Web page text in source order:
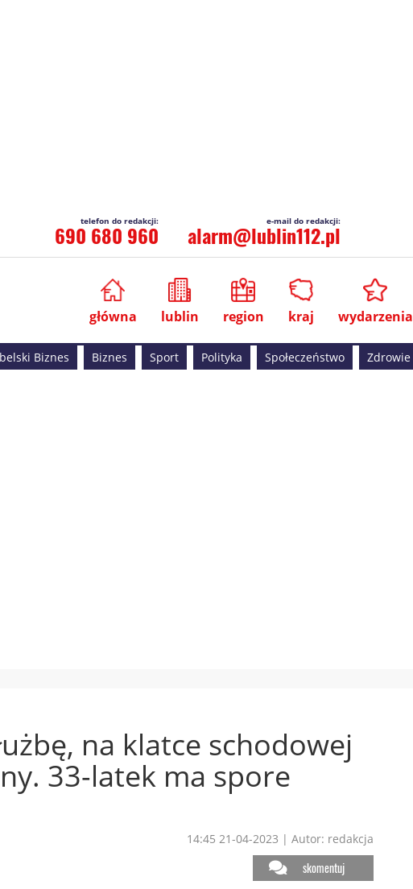
690 680 960 alarm@lublin112.pl
główna lublin region kraj wydarzenia
Biznes Biznes Sport Polityka Społeczeństwo Zdrowie
na klatce schodowej
33-latek ma spore
14:45 21-04-2023 | Autor: redakcja
skomentuj